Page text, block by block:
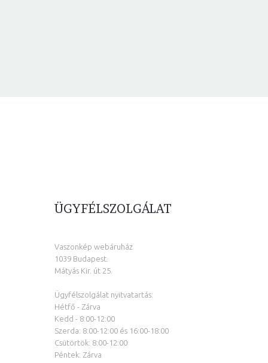
ÜGYFÉLSZOLGÁLAT
Vaszonkép webáruház
1039 Budapest.
Mátyás Kir. út 25.
Ügyfélszolgálat nyitvatartás:
Hétfő - Zárva
Kedd - 8:00-12:00
Szerda: 8:00-12:00 és 16:00-18:00
Csütörtök: 8:00-12:00
Péntek: Zárva